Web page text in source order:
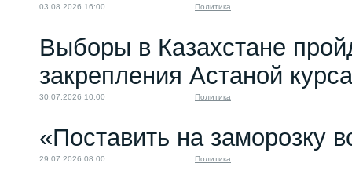
03.08.2026 16:00 Политика
Выборы в Казахстане
закрепления Астаной
30.07.2026 10:00 Политика
«Поставить на заморозку
29.07.2026 08:00 Политика